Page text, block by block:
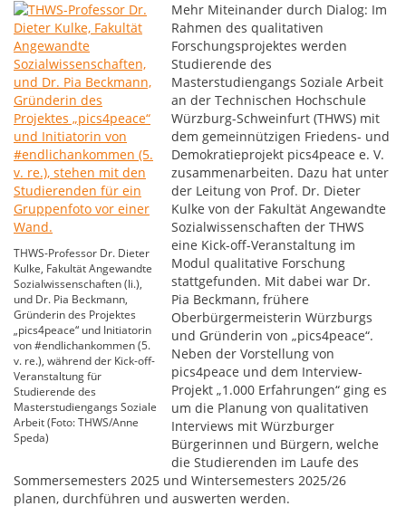
THWS-Professor Dr. Dieter
Kulke, Fakultät Angewandte
Sozialwissenschaften (li.),
und Dr. Pia Beckmann,
Gründerin des Projektes
„pics4peace“ und Initiatorin
von #endlichankommen (5.
v. re.), während der Kick-off-
Veranstaltung für
Studierende des
Masterstudiengangs Soziale
Arbeit (Foto: THWS/Anne
Speda)
Mehr Miteinander durch Dialog: Im
Rahmen des qualitativen
Forschungsprojektes werden
Studierende des
Masterstudiengangs Soziale Arbeit
an der Technischen Hochschule
Würzburg-Schweinfurt (THWS) mit
dem gemeinnützigen Friedens- und
Demokratieprojekt pics4peace e. V.
zusammenarbeiten. Dazu hat unter
der Leitung von Prof. Dr. Dieter
Kulke von der Fakultät Angewandte
Sozialwissenschaften der THWS
eine Kick-off-Veranstaltung im
Modul qualitative Forschung
stattgefunden. Mit dabei war Dr.
Pia Beckmann, frühere
Oberbürgermeisterin Würzburgs
und Gründerin von „pics4peace“.
Neben der Vorstellung von
pics4peace und dem Interview-
Projekt „1.000 Erfahrungen“ ging es
um die Planung von qualitativen
Interviews mit Würzburger
Bürgerinnen und Bürgern, welche
die Studierenden im Laufe des
Sommersemesters 2025 und Wintersemesters 2025/26
planen, durchführen und auswerten werden.